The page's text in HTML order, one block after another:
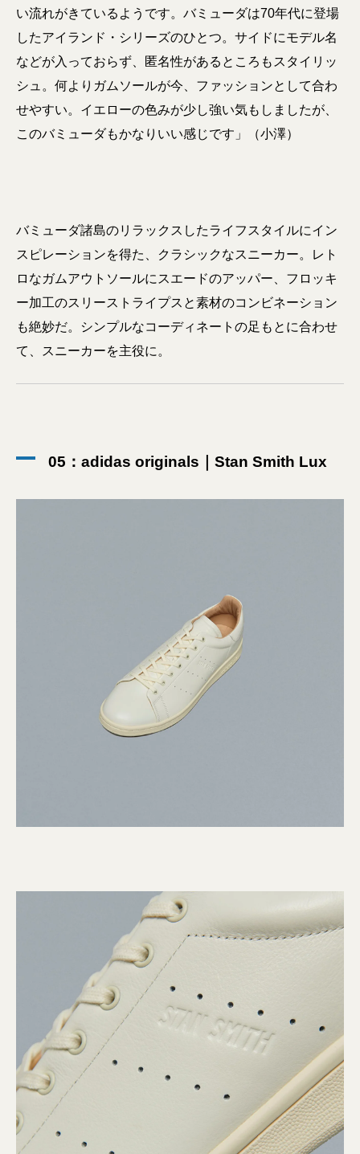
い流れがきているようです。バミューダは70年代に登場
したアイランド・シリーズのひとつ。サイドにモデル名
などが入っておらず、匿名性があるところもスタイリッ
シュ。何よりガムソールが今、ファッションとして合わ
せやすい。イエローの色みが少し強い気もしましたが、
このバミューダもかなりいい感じです」（小澤）
バミューダ諸島のリラックスしたライフスタイルにイン
スピレーションを得た、クラシックなスニーカー。レト
ロなガムアウトソールにスエードのアッパー、フロッキ
ー加工のスリーストライプスと素材のコンビネーション
も絶妙だ。シンプルなコーディネートの足もとに合わせ
て、スニーカーを主役に。
05：adidas originals｜Stan Smith Lux